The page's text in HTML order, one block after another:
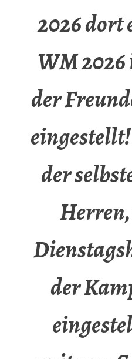
2026 dort
WM
der
der
der